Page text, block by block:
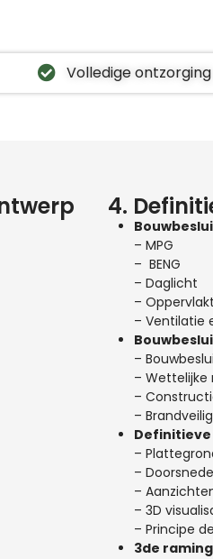
Volledige ontzorging
4.
– MPG
– BENG
– Daglicht
–
– Ventilatie
–
– Wettelijke
–
–
–
–
–
– 3D
– Principe
3de raming